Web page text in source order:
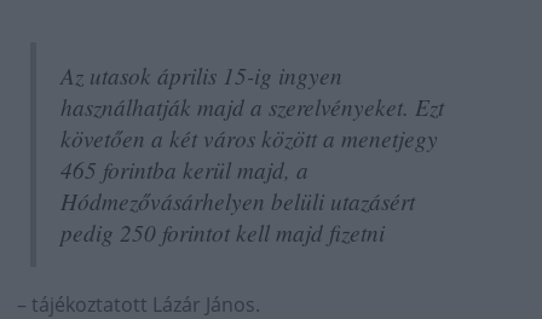
Az utasok április 15-ig ingyen
használhatják majd a szerelvényeket. Ezt
követően a két város között a menetjegy
465 forintba kerül majd, a
Hódmezővásárhelyen belüli utazásért
pedig 250 forintot kell majd fizetni
– tájékoztatott Lázár János.